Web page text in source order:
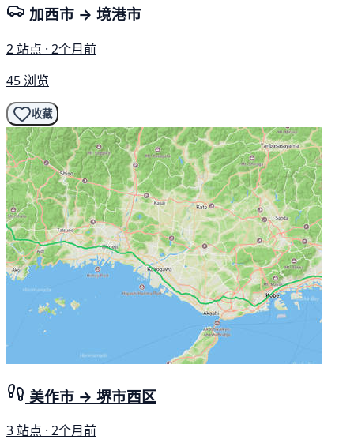
加西市 → 境港市
2 站点 · 2个月前
45 浏览
收藏
美作市 → 堺市西区
3 站点 · 2个月前